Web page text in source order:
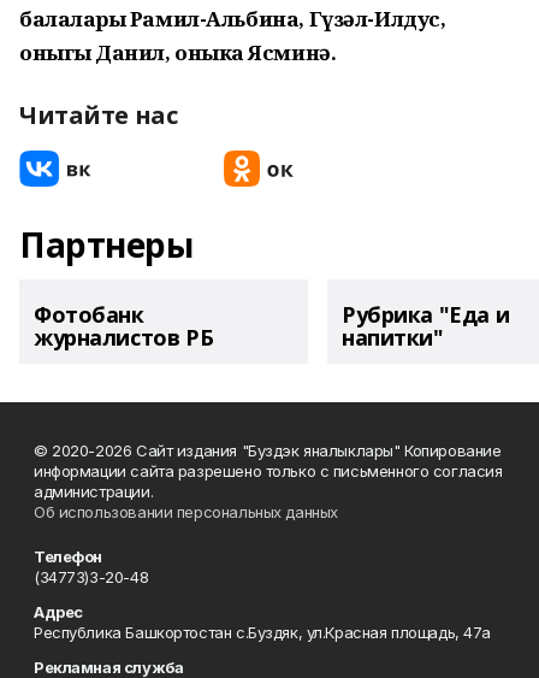
балаларың Рамил-Альбина, Гүзәл-Илдус,
оныгың Данил, оныкаң Ясминә.
Читайте нас
Партнеры
Фотобанк
журналистов РБ
Рубрика "Еда и
напитки"
© 2020-2026 Сайт издания "Буздэк яналыклары" Копирование
информации сайта разрешено только с письменного согласия
администрации.
Об использовании персональных данных
Телефон
(34773)3-20-48
Адрес
Республика Башкортостан с.Буздяк, ул.Красная площадь, 47а
Рекламная служба